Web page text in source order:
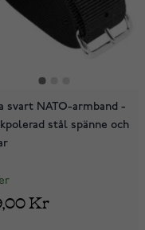
svart NATO-armband -
stål spänne och
Kr